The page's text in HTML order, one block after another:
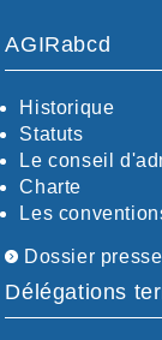
AGIRabcd
Historique
Statuts
Le conseil
Charte
Les
Dossier presse
Délégations